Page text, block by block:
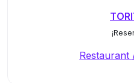
Restaurant